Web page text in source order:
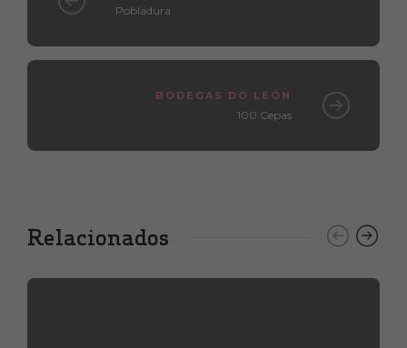
Pobladura
BODEGAS DO LEÓN
100 Cepas
Relacionados